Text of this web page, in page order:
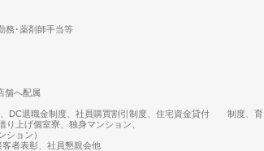
･薬剤師手当等
舗へ配属
DC退職金制度、社員購買割引制度、住宅資金貸付 制度、育
上げ個室寮、独身マンション、
ション）
表彰、社員懇親会他